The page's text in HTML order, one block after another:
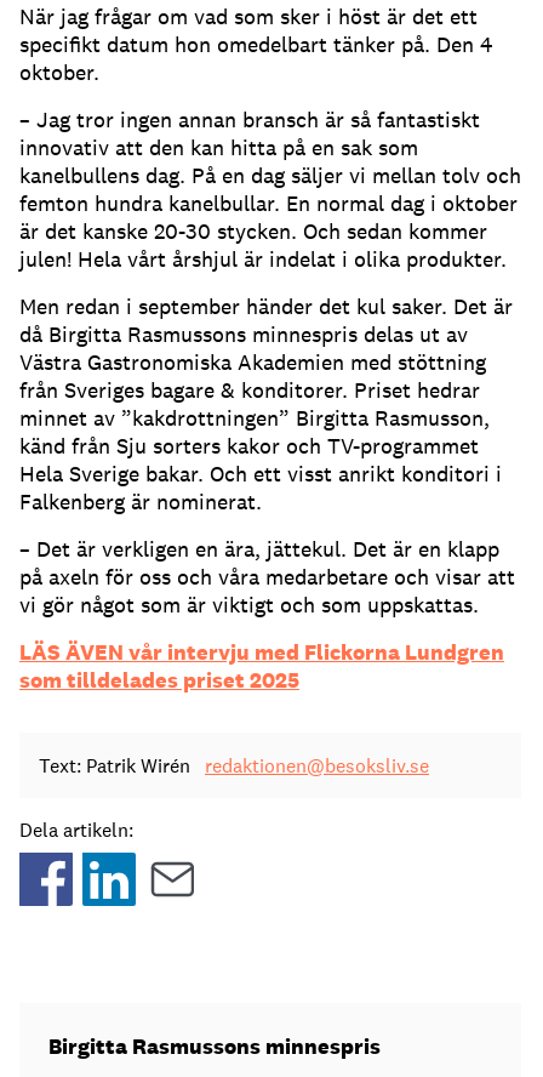
När jag frågar om vad som sker i höst är det ett
specifikt datum hon omedelbart tänker på. Den 4
oktober.
– Jag tror ingen annan bransch är så fantastiskt
innovativ att den kan hitta på en sak som
kanelbullens dag. På en dag säljer vi mellan tolv och
femton hundra kanelbullar. En normal dag i oktober
är det kanske 20-30 stycken. Och sedan kommer
julen! Hela vårt årshjul är indelat i olika produkter.
Men redan i september händer det kul saker. Det är
då Birgitta Rasmussons minnespris delas ut av
Västra Gastronomiska Akademien med stöttning
från Sveriges bagare & konditorer. Priset hedrar
minnet av ”kakdrottningen” Birgitta Rasmusson,
känd från Sju sorters kakor och TV-programmet
Hela Sverige bakar. Och ett visst anrikt konditori i
Falkenberg är nominerat.
– Det är verkligen en ära, jättekul. Det är en klapp
på axeln för oss och våra medarbetare och visar att
vi gör något som är viktigt och som uppskattas.
LÄS ÄVEN vår intervju med Flickorna Lundgren
som tilldelades priset 2025
Text: Patrik Wirén redaktionen@besoksliv.se
Dela artikeln:
Birgitta Rasmussons minnespris